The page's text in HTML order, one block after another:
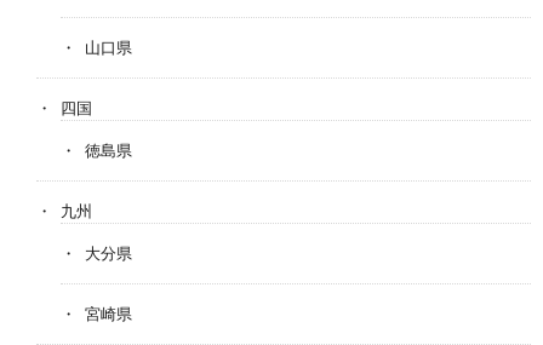
山口県
四国
徳島県
九州
大分県
宮崎県